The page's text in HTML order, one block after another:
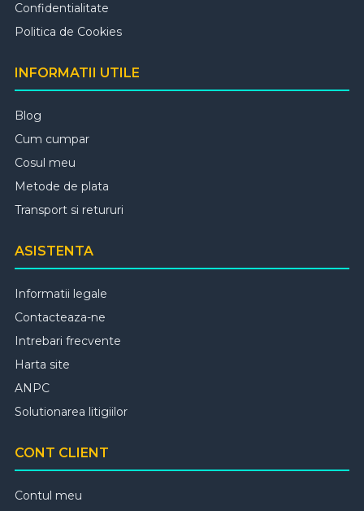
Confidentialitate
Politica de Cookies
INFORMATII UTILE
Blog
Cum cumpar
Cosul meu
Metode de plata
Transport si retururi
ASISTENTA
Informatii legale
Contacteaza-ne
Intrebari frecvente
Harta site
ANPC
Solutionarea litigiilor
CONT CLIENT
Contul meu